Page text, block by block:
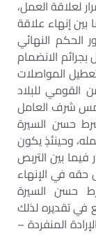
لعلاقة العمل،
إنهاء علاقة
الحكم النهائي
بجرائم الانضمام
المواصلات
القومي للبلاد
بما يمس شرف العامل
حسن السيرة
وحينئذٍ يكون
بين التربص
حقه في الإنهاء
حسن السيرة
في تقديره لذلك
المنفردة –